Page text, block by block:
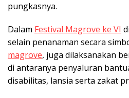
pungkasnya.
Dalam Festival Magrove ke VI di
selain penanaman secara
magrove, juga dilaksanakan
di antaranya penyaluran
disabilitas, lansia serta zakat